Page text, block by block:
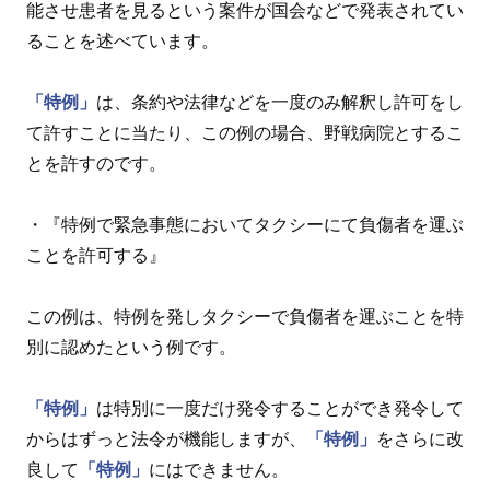
能させ患者を見るという案件が国会などで発表されてい
ることを述べています。
「特例」 は、条約や法律などを一度のみ解釈し許可をし
て許すことに当たり、この例の場合、野戦病院とするこ
とを許すのです。
・『特例で緊急事態においてタクシーにて負傷者を運ぶ
ことを許可する』
この例は、特例を発しタクシーで負傷者を運ぶことを特
別に認めたという例です。
「特例」 は特別に一度だけ発令することができ発令して
からはずっと法令が機能しますが、
「特例」
をさらに改
良して
「特例」 にはできません。